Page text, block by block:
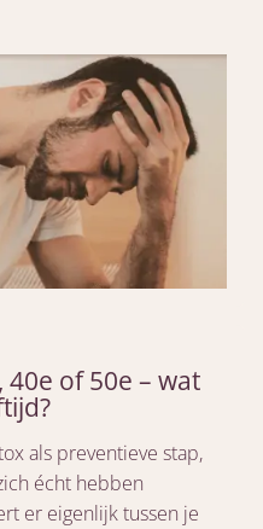
40e of 50e – wat
als preventieve stap,
écht hebben
er eigenlijk tussen je